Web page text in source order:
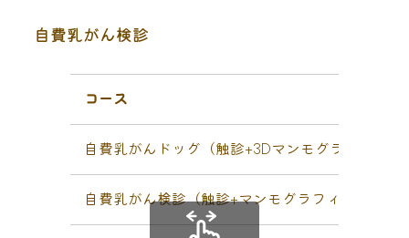
自費乳がん検診
コース
自費乳がんドッグ（触診+3Dマンモグラフィ＋エ
自費乳がん検診（触診+マンモグラフィ+エコー）